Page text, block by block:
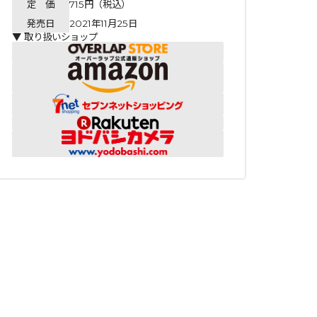
定 価
715円（税込）
発売日
2021年11月25日
▼ 取り扱いショップ